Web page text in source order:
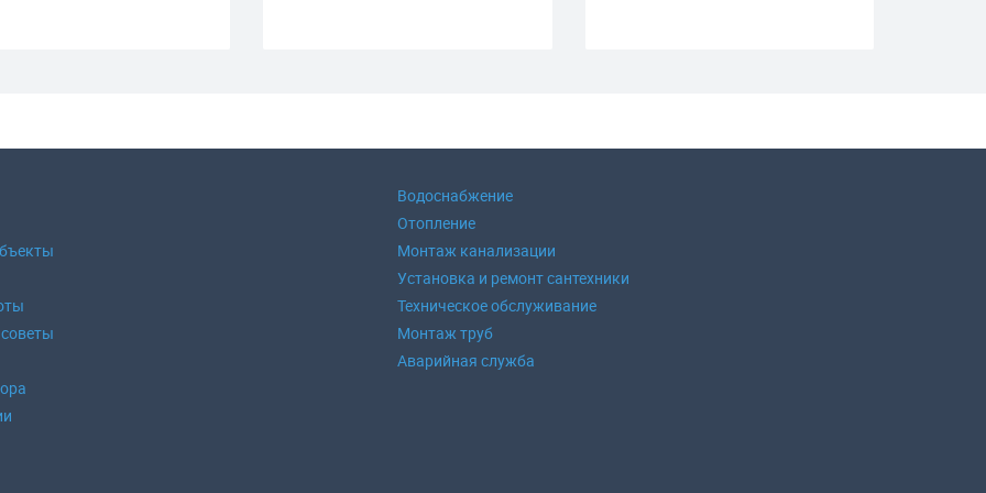
Водоснабжение
Отопление
Монтаж канализации
Установка и ремонт сантехники
Техническое обслуживание
Монтаж труб
Аварийная служба